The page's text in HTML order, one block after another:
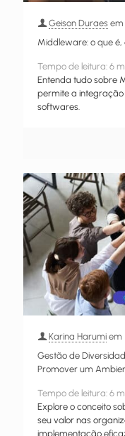
Geison Duraes em
Middleware: o que
Tempo de leitura: 6
Entenda tudo sobre
permite a
softwares.
Karina Harumi em
Gestão de
Promover um
Tempo de leitura: 6
Explore o conceito
seu valor nas
implementação